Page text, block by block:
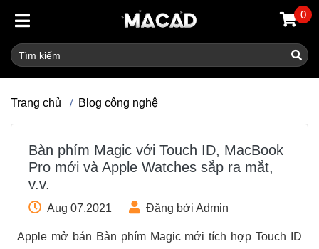
0
Trang chủ Blog công nghệ
Bàn phím Magic với Touch ID, MacBook
Pro mới và Apple Watches sắp ra mắt,
v.v.
Aug 07.2021 Đăng bởi Admin
Apple mở bán Bàn phím Magic mới tích hợp Touch ID